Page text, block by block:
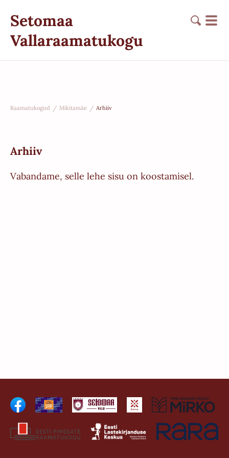
Setomaa
Vallaraamatukogu
Raamatukogud / Mikitamäe / Arhiiv
Arhiiv
Vabandame, selle lehe sisu on koostamisel.